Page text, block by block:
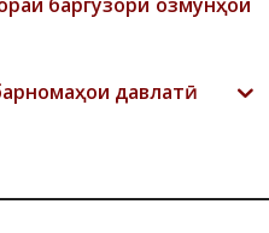
давлатӣ